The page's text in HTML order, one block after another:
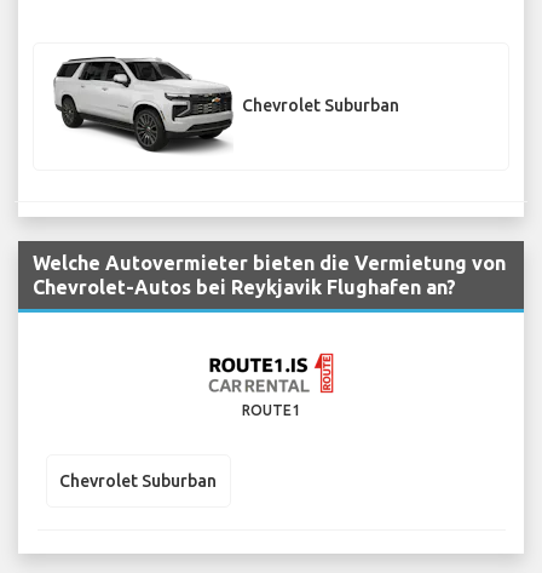
Chevrolet Suburban
Welche Autovermieter bieten die Vermietung von
Chevrolet-Autos bei Reykjavik Flughafen an?
ROUTE1
Chevrolet Suburban